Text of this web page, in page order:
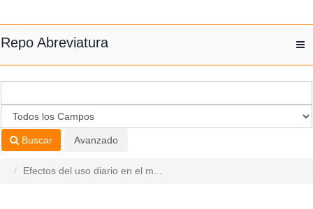
Repo Abreviatura
Buscar Avanzado
Efectos del uso diario en el m...